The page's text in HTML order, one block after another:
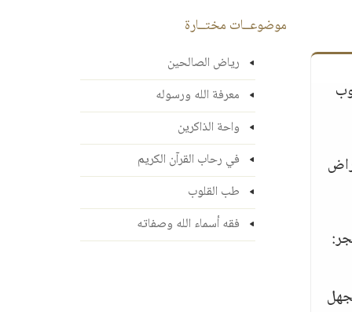
موضوعــات مختــارة
رياض الصالحين
معرفة الله ورسوله
واحة الذاكرين
في رحاب القرآن الكريم
طب القلوب
فقه أسماء الله وصفاته